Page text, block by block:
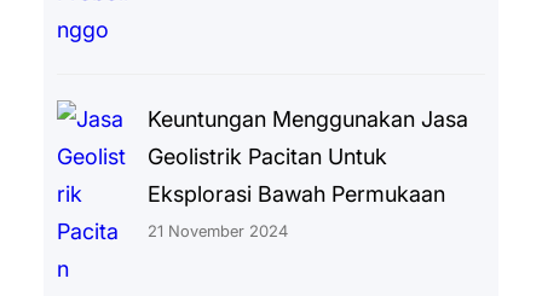
Keuntungan Menggunakan Jasa
Geolistrik Pacitan Untuk
Eksplorasi Bawah Permukaan
21 November 2024